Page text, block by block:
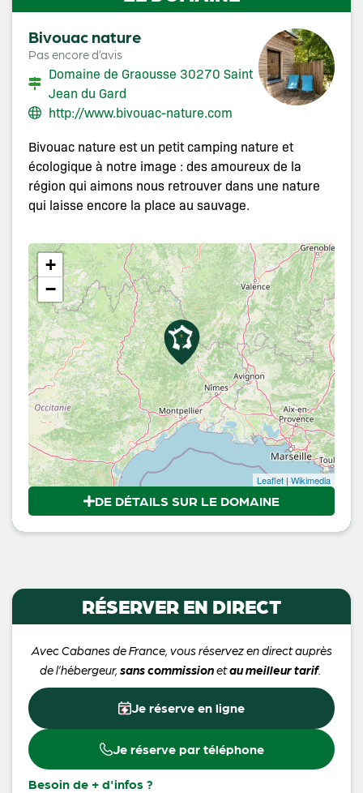
Bivouac nature
Pas encore d’avis
Domaine de Graousse 30270 Saint
Jean du Gard
http://www.bivouac-nature.com
Bivouac nature est un petit camping nature et
écologique à notre image : des amoureux de la
région qui aimons nous retrouver dans une nature
qui laisse encore la place au sauvage.
+
−
Leaflet | Wikimedia
DE DÉTAILS SUR LE DOMAINE
RÉSERVER EN DIRECT
Avec Cabanes de France, vous réservez en direct auprès
de l’hébergeur, sans commissionetau meilleur tarif.
Je réserve en ligne
Je réserve par téléphone
Besoin de + d'infos ?